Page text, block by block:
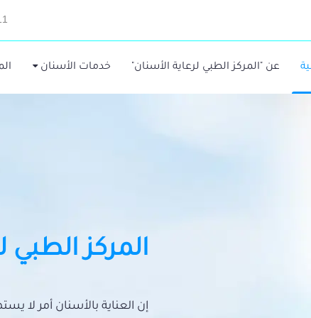
عن "المركز الطبي لرعاية الأسنان" خدمات الأسنان
المركز الطبي
إن العناية بالأسنان أمر لا